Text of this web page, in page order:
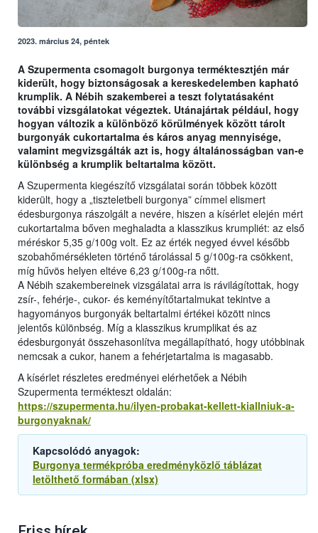
2023. március 24, péntek
A Szupermenta csomagolt burgonya terméktesztjén már
kiderült, hogy biztonságosak a kereskedelemben kapható
krumplik. A Nébih szakemberei a teszt folytatásaként
további vizsgálatokat végeztek. Utánajártak például, hogy
hogyan változik a különböző körülmények között tárolt
burgonyák cukortartalma és káros anyag mennyisége,
valamint megvizsgálták azt is, hogy általánosságban van-e
különbség a krumplik beltartalma között.
A Szupermenta kiegészítő vizsgálatai során többek között
kiderült, hogy a „tiszteletbeli burgonya” címmel elismert
édesburgonya rászolgált a nevére, hiszen a kísérlet elején mért
cukortartalma bőven meghaladta a klasszikus krumpliét: az első
méréskor 5,35 g/100g volt. Ez az érték negyed évvel később
szobahőmérsékleten történő tárolással 5 g/100g-ra csökkent,
míg hűvös helyen eltéve 6,23 g/100g-ra nőtt.
A Nébih szakembereinek vizsgálatai arra is rávilágítottak, hogy
zsír-, fehérje-, cukor- és keményítőtartalmukat tekintve a
hagyományos burgonyák beltartalmi értékei között nincs
jelentős különbség. Míg a klasszikus krumplikat és az
édesburgonyát összehasonlítva megállapítható, hogy utóbbinak
nemcsak a cukor, hanem a fehérjetartalma is magasabb.
A kísérlet részletes eredményei elérhetőek a Nébih
Szupermenta termékteszt oldalán:
https://szupermenta.hu/ilyen-probakat-kellett-kiallniuk-a-
burgonyaknak/
Kapcsolódó anyagok:
Burgonya termékpróba eredményközlő táblázat
letölthető formában (xlsx)